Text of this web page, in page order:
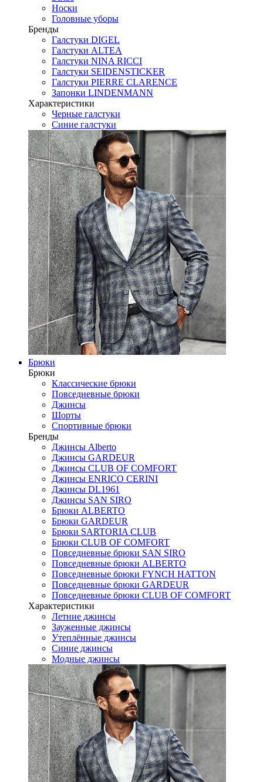
Носки
Головные уборы
Бренды
Галстуки DIGEL
Галстуки ALTEA
Галстуки NINA RICCI
Галстуки SEIDENSTICKER
Галстуки PIERRE CLARENCE
Запонки LINDENMANN
Характеристики
Черные галстуки
Синие галстуки
Брюки
Брюки
Классические брюки
Повседневные брюки
Джинсы
Шорты
Спортивные брюки
Бренды
Джинсы Alberto
Джинсы GARDEUR
Джинсы CLUB OF COMFORT
Джинсы ENRICO CERINI
Джинсы DL1961
Джинсы SAN SIRO
Брюки ALBERTO
Брюки GARDEUR
Брюки SARTORIA CLUB
Брюки CLUB OF COMFORT
Повседневные брюки SAN SIRO
Повседневные брюки ALBERTO
Повседневные брюки FYNCH HATTON
Повседневные брюки GARDEUR
Повседневные брюки CLUB OF COMFORT
Характеристики
Летние джинсы
Зауженные джинсы
Утеплённые джинсы
Синие джинсы
Модные джинсы